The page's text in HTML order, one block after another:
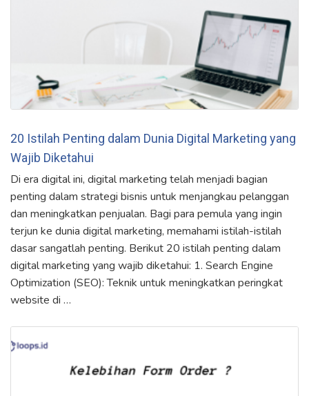
20 Istilah Penting dalam Dunia Digital Marketing yang
Wajib Diketahui
Di era digital ini, digital marketing telah menjadi bagian
penting dalam strategi bisnis untuk menjangkau pelanggan
dan meningkatkan penjualan. Bagi para pemula yang ingin
terjun ke dunia digital marketing, memahami istilah-istilah
dasar sangatlah penting. Berikut 20 istilah penting dalam
digital marketing yang wajib diketahui: 1. Search Engine
Optimization (SEO): Teknik untuk meningkatkan peringkat
website di …